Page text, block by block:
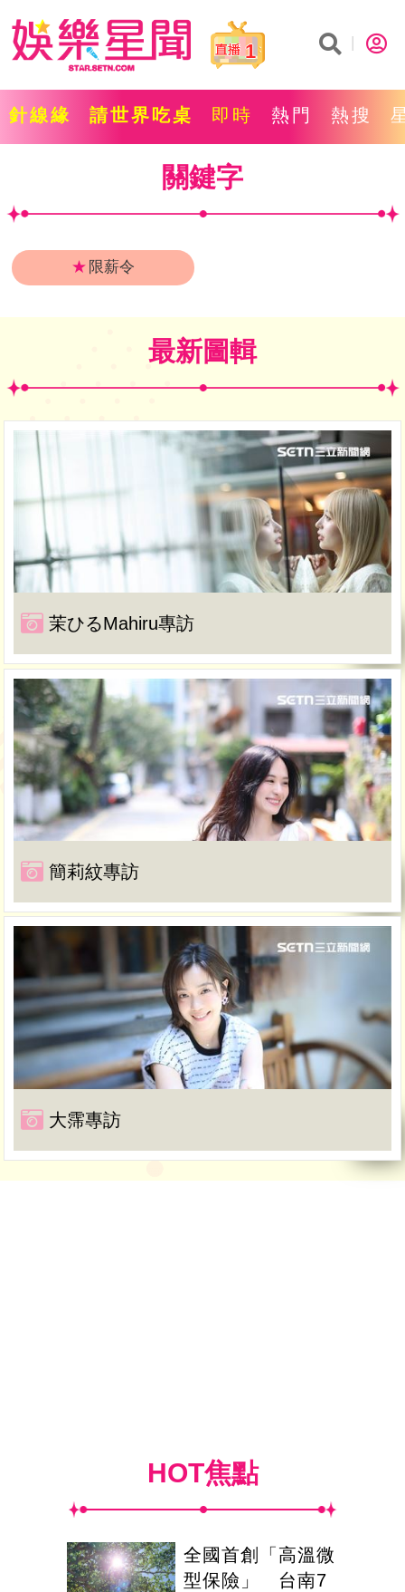
1
針線緣 請世界吃桌 即時 熱門 熱搜
關鍵字
★ 限薪令
最新圖輯
茉ひるMahiru專訪
簡莉紋專訪
大霈專訪
HOT焦點
全國首創「高溫微
型保險」 台南7